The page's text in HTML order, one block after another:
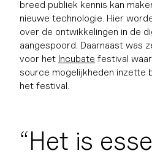
breed publiek kennis kan
nieuwe technologie. Hier
over de ontwikkelingen in de
aangespoord. Daarnaast was
voor het Incubate festival
source mogelijkheden inzette
het festival.
“Het is